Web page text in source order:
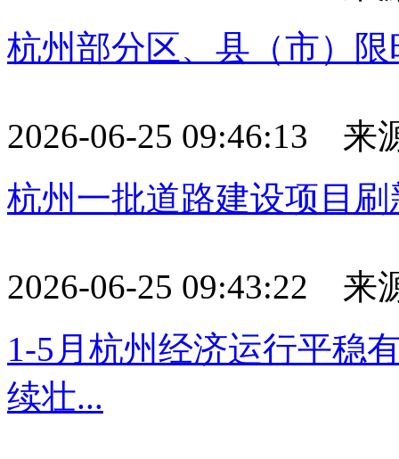
杭州部分区、县（市）
2026-06-25 09:46:13 来
杭州一批道路建设项目刷
2026-06-25 09:43:22 来
1-5月杭州经济运行平稳
续壮...